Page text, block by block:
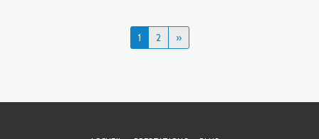
1 2 »